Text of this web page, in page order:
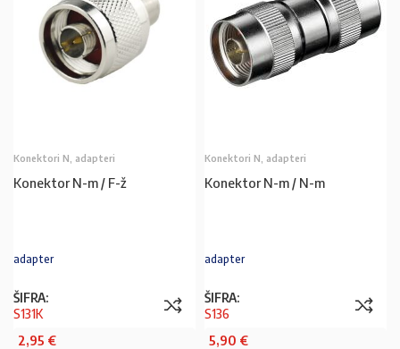
Konektori N, adapteri
Konektor N-m / F-ž
adapter
ŠIFRA:
S131K
2,95 €
Konektori N, adapteri
Konektor N-m / N-m
adapter
ŠIFRA:
S136
5,90 €